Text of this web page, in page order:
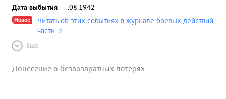
Дата выбытия
__.08.1942
Новое
Читать об этих событиях в журнале боевых действий
части
Ещё
Донесение о безвозвратных потерях